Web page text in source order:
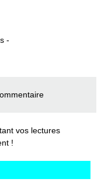
-
vos lectures
!